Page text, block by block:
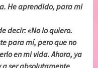
He aprendido, para mi
decir: «No lo quiero.
para mí, pero que no
en mi vida. Ahora, ya
a ser absolutamente